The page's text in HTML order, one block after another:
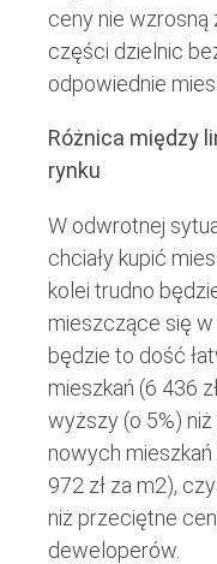
ceny nie
części dzielnic
odpowiednie
Różnica między
rynku
W odwrotnej
chciały kupić
kolei trudno
mieszczące się w
będzie to dość
mieszkań (6 436
wyższy (o 5%)
nowych
972 zł za m2),
niż przeciętne
deweloperów.